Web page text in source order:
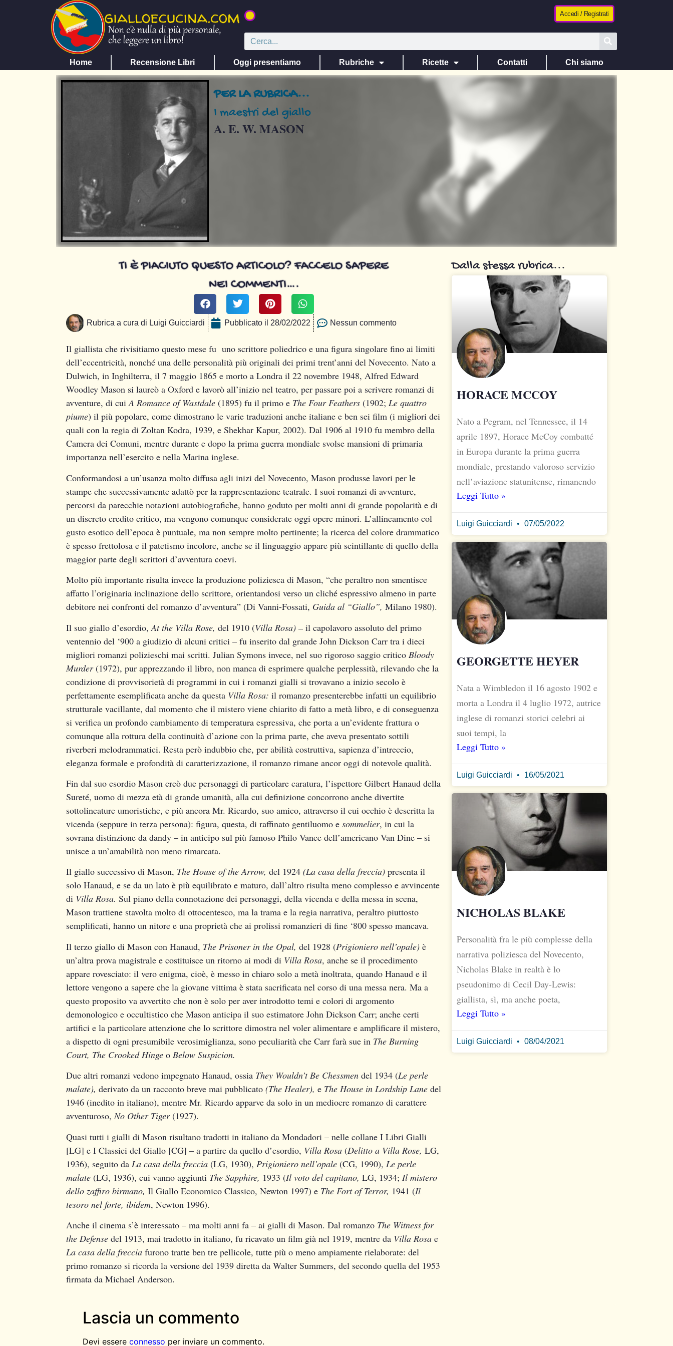
Accedi / Registrati
Home Recensione Libri Oggi presentiamo Rubriche Ricette Contatti Chi siamo
PER LA RUBRICA...
I maestri del giallo
A. E. W. MASON
TI È PIACIUTO QUESTO ARTICOLO? FACCELO SAPERE
NEI COMMENTI….
Rubrica a cura di Luigi Guicciardi Pubblicato il 28/02/2022 Nessun commento
Il giallista che rivisitiamo questo mese fu uno scrittore poliedrico e una figura singolare fino ai limiti
dell’eccentricità, nonché una delle personalità più originali dei primi trent’anni del Novecento. Nato a
Dulwich, in Inghilterra, il 7 maggio 1865 e morto a Londra il 22 novembre 1948, Alfred Edward
Woodley Mason si laureò a Oxford e lavorò all’inizio nel teatro, per passare poi a scrivere romanzi di
avventure, di cuiA Romance of Wastdale (1895) fu il primo e The Four Feathers (1902; Le quattro
piume) il più popolare, come dimostrano le varie traduzioni anche italiane e ben sei film (i migliori dei
quali con la regia di Zoltan Kodra, 1939, e Shekhar Kapur, 2002). Dal 1906 al 1910 fu membro della
Camera dei Comuni, mentre durante e dopo la prima guerra mondiale svolse mansioni di primaria
importanza nell’esercito e nella Marina inglese.
Conformandosi a un’usanza molto diffusa agli inizi del Novecento, Mason produsse lavori per le
stampe che successivamente adattò per la rappresentazione teatrale. I suoi romanzi di avventure,
percorsi da parecchie notazioni autobiografiche, hanno goduto per molti anni di grande popolarità e di
un discreto credito critico, ma vengono comunque considerate oggi opere minori. L’allineamento col
gusto esotico dell’epoca è puntuale, ma non sempre molto pertinente; la ricerca del colore drammatico
è spesso frettolosa e il patetismo incolore, anche se il linguaggio appare più scintillante di quello della
maggior parte degli scrittori d’avventura coevi.
Molto più importante risulta invece la produzione poliziesca di Mason, “che peraltro non smentisce
affatto l’originaria inclinazione dello scrittore, orientandosi verso un cliché espressivo almeno in parte
debitore nei confronti del romanzo d’avventura” (Di Vanni-Fossati, Guida al “Giallo”, Milano 1980).
Il suo giallo d’esordio, At the Villa Rose, del 1910 (Villa Rosa) – il capolavoro assoluto del primo
ventennio del ‘900 a giudizio di alcuni critici – fu inserito dal grande John Dickson Carr tra i dieci
migliori romanzi polizieschi mai scritti. Julian Symons invece, nel suo rigoroso saggio critico Bloody
Murder(1972), pur apprezzando il libro, non manca di esprimere qualche perplessità, rilevando che la
condizione di provvisorietà di programmi in cui i romanzi gialli si trovavano a inizio secolo è
perfettamente esemplificata anche da questa Villa Rosa: il romanzo presenterebbe infatti un equilibrio
strutturale vacillante, dal momento che il mistero viene chiarito di fatto a metà libro, e di conseguenza
si verifica un profondo cambiamento di temperatura espressiva, che porta a un’evidente frattura o
comunque alla rottura della continuità d’azione con la prima parte, che aveva presentato sottili
riverberi melodrammatici. Resta però indubbio che, per abilità costruttiva, sapienza d’intreccio,
eleganza formale e profondità di caratterizzazione, il romanzo rimane ancor oggi di notevole qualità.
Fin dal suo esordio Mason creò due personaggi di particolare caratura, l’ispettore Gilbert Hanaud della
Sureté, uomo di mezza età di grande umanità, alla cui definizione concorrono anche divertite
sottolineature umoristiche, e più ancora Mr. Ricardo, suo amico, attraverso il cui occhio è descritta la
vicenda (seppure in terza persona): figura, questa, di raffinato gentiluomo e sommelier, in cui la
sovrana distinzione da dandy – in anticipo sul più famoso Philo Vance dell’americano Van Dine – si
unisce a un’amabilità non meno rimarcata.
Il giallo successivo di Mason, The House of the Arrow, del 1924 (La casa della freccia) presenta il
solo Hanaud, e se da un lato è più equilibrato e maturo, dall’altro risulta meno complesso e avvincente
di Villa Rosa. Sul piano della connotazione dei personaggi, della vicenda e della messa in scena,
Mason trattiene stavolta molto di ottocentesco, ma la trama e la regia narrativa, peraltro piuttosto
semplificati, hanno un nitore e una proprietà che ai prolissi romanzieri di fine ‘800 spesso mancava.
Il terzo giallo di Mason con Hanaud, The Prisoner in the Opal, del 1928 (Prigioniero nell’opale) è
un’altra prova magistrale e costituisce un ritorno ai modi di Villa Rosa, anche se il procedimento
appare rovesciato: il vero enigma, cioè, è messo in chiaro solo a metà inoltrata, quando Hanaud e il
lettore vengono a sapere che la giovane vittima è stata sacrificata nel corso di una messa nera. Ma a
questo proposito va avvertito che non è solo per aver introdotto temi e colori di argomento
demonologico e occultistico che Mason anticipa il suo estimatore John Dickson Carr; anche certi
artifici e la particolare attenzione che lo scrittore dimostra nel voler alimentare e amplificare il mistero,
a dispetto di ogni presumibile verosimiglianza, sono peculiarità che Carr farà sue in The Burning
Court, The Crooked Hinge o Below Suspicion.
Due altri romanzi vedono impegnato Hanaud, ossia They Wouldn’t Be Chessmen del 1934 (Le perle
malate), derivato da un racconto breve mai pubblicato (The Healer), e The House in Lordship Lane del
1946 (inedito in italiano), mentre Mr. Ricardo apparve da solo in un mediocre romanzo di carattere
avventuroso,No Other Tiger(1927).
Quasi tutti i gialli di Mason risultano tradotti in italiano da Mondadori – nelle collane I Libri Gialli
[LG] e I Classici del Giallo [CG] – a partire da quello d’esordio, Villa Rosa (Delitto a Villa Rose, LG,
1936), seguito da La casa della freccia (LG, 1930), Prigioniero nell’opale (CG, 1990), Le perle
malate (LG, 1936), cui vanno aggiunti The Sapphire, 1933 (Il voto del capitano, LG, 1934; Il mistero
dello zaffiro birmano, Il Giallo Economico Classico, Newton 1997) e The Fort of Terror, 1941 (Il
tesoro nel forte, ibidem, Newton 1996).
Anche il cinema s’è interessato – ma molti anni fa – ai gialli di Mason. Dal romanzo The Witness for
the Defense del 1913, mai tradotto in italiano, fu ricavato un film già nel 1919, mentre da Villa Rosa e
La casa della freccia furono tratte ben tre pellicole, tutte più o meno ampiamente rielaborate: del
primo romanzo si ricorda la versione del 1939 diretta da Walter Summers, del secondo quella del 1953
firmata da Michael Anderson.
Dalla stessa rubrica...
HORACE MCCOY
Nato a Pegram, nel Tennessee, il 14
aprile 1897, Horace McCoy combatté
in Europa durante la prima guerra
mondiale, prestando valoroso servizio
nell’aviazione statunitense, rimanendo
Leggi Tutto »
Luigi Guicciardi 07/05/2022
GEORGETTE HEYER
Nata a Wimbledon il 16 agosto 1902 e
morta a Londra il 4 luglio 1972, autrice
inglese di romanzi storici celebri ai
suoi tempi, la
Leggi Tutto »
Luigi Guicciardi 16/05/2021
NICHOLAS BLAKE
Personalità fra le più complesse della
narrativa poliziesca del Novecento,
Nicholas Blake in realtà è lo
pseudonimo di Cecil Day-Lewis:
giallista, sì, ma anche poeta,
Leggi Tutto »
Luigi Guicciardi 08/04/2021
Lascia un commento
Devi essere connesso per inviare un commento.